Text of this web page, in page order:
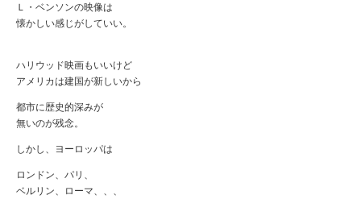
Ｌ・ベンソンの映像は
懐かしい感じがしていい。
ハリウッド映画もいいけど
アメリカは建国が新しいから
都市に歴史的深みが
無いのが残念。
しかし、ヨーロッパは
ロンドン、パリ、
ベルリン、ローマ、、、